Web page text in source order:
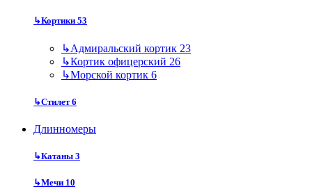
↳Кортики 53
↳Адмиральский кортик 23
↳Кортик офицерский 26
↳Морской кортик 6
↳Стилет6
Длинномеры
↳Катаны 3
↳Мечи 10